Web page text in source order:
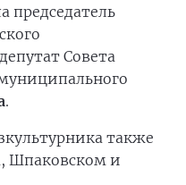
председатель
Совета
.
также
Шпаковском и